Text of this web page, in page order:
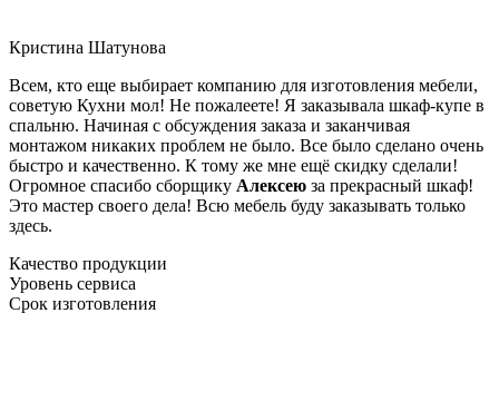
Кристина Шатунова
Всем, кто еще выбирает компанию для изготовления мебели,
советую Кухни мол! Не пожалеете! Я заказывала шкаф-купе в
спальню. Начиная с обсуждения заказа и заканчивая
монтажом никаких проблем не было. Все было сделано очень
быстро и качественно. К тому же мне ещё скидку сделали!
Огромное спасибо сборщику Алексею за прекрасный шкаф!
Это мастер своего дела! Всю мебель буду заказывать только
здесь.
Качество продукции
Уровень сервиса
Срок изготовления